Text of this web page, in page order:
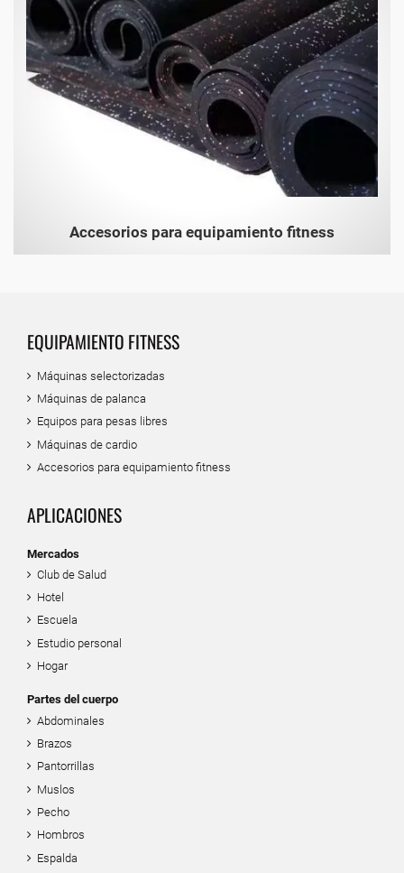
Accesorios para equipamiento fitness
EQUIPAMIENTO FITNESS
Máquinas selectorizadas
Máquinas de palanca
Equipos para pesas libres
Máquinas de cardio
Accesorios para equipamiento fitness
APLICACIONES
Mercados
Club de Salud
Hotel
Escuela
Estudio personal
Hogar
Partes del cuerpo
Abdominales
Brazos
Pantorrillas
Muslos
Pecho
Hombros
Espalda